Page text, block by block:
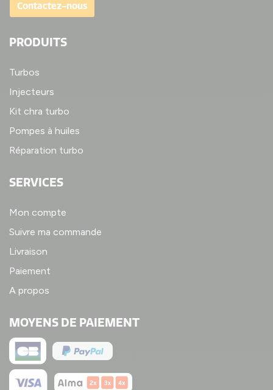
Contactez-nous
PRODUITS
Turbos
Injecteurs
Kit chra turbo
Pompes à huiles
Réparation turbo
SERVICES
Mon compte
Suivre ma commande
Livraison
Paiement
A propos
MOYENS DE PAIEMENT